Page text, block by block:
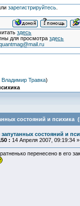
зарегистрируйтесь.
здесь
для просмотраздесь
Владимир Травка)
состояний и психика
состояний и
: 14 Апреля 2007, 09:19:34 »
перенесено в его